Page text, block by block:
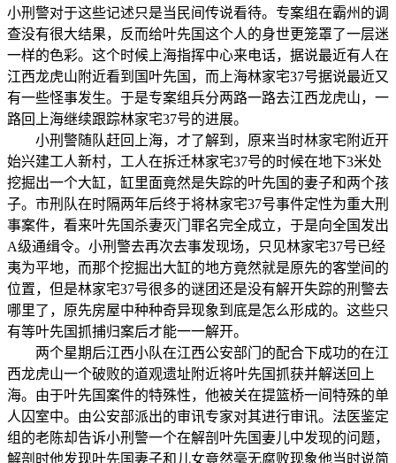
小刑警对于这些记述只是当民间传说看待。专案组在霸州的调
查没有很大结果，反而给叶先国这个人的身世更笼罩了一层迷
一样的色彩。这个时候上海指挥中心来电话，据说最近有人在
江西龙虎山附近看到国叶先国，而上海林家宅37号据说最近又
有一些怪事发生。于是专案组兵分两路一路去江西龙虎山，一
路回上海继续跟踪林家宅37号的进展。
小刑警随队赶回上海，才了解到，原来当时林家宅附近开
始兴建工人新村，工人在拆迁林家宅37号的时候在地下3米处
挖掘出一个大缸，缸里面竟然是失踪的叶先国的妻子和两个孩
子。市刑队在时隔两年后终于将林家宅37号事件定性为重大刑
事案件，看来叶先国杀妻灭门罪名完全成立，于是向全国发出
A级通缉令。小刑警去再次去事发现场，只见林家宅37号已经
夷为平地，而那个挖掘出大缸的地方竟然就是原先的客堂间的
位置，但是林家宅37号很多的谜团还是没有解开失踪的刑警去
哪里了，原先房屋中种种奇异现象到底是怎么形成的。这些只
有等叶先国抓捕归案后才能一一解开。
两个星期后江西小队在江西公安部门的配合下成功的在江
西龙虎山一个破败的道观遗址附近将叶先国抓获并解送回上
海。由于叶先国案件的特殊性，他被关在提篮桥一间特殊的单
人囚室中。由公安部派出的审讯专家对其进行审讯。法医鉴定
组的老陈却告诉小刑警一个在解剖叶先国妻儿中发现的问题，
解剖时他发现叶先国妻子和儿女竟然毫无腐败现象他当时说简